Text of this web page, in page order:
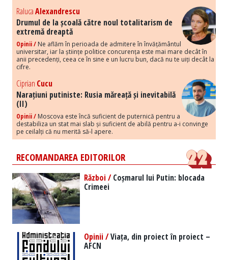
RalucaAlexandrescu
Drumul de la școală către noul totalitarism de
extremă dreaptă
Opinii / Ne aflăm în perioada de admitere în învățământul
universitar, iar la științe politice concurența este mai mare decât în
anii precedenți, ceea ce în sine e un lucru bun, dacă nu te uiți decât la
cifre.
Ciprian Cucu
Narațiuni putiniste: Rusia măreață și inevitabilă
(II)
Opinii / Moscova este încă suficient de puternică pentru a
destabiliza un stat mai slab și suficient de abilă pentru a-i convinge
pe ceilalți că nu merită să-l apere.
RECOMANDAREA EDITORILOR
Război /Coșmarul lui Putin: blocada
Crimeei
Opinii /Viața, din proiect în proiect –
AFCN